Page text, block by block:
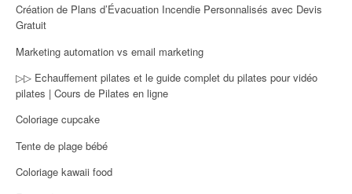
Création de Plans d’Évacuation Incendie Personnalisés avec Devis
Gratuit
Marketing automation vs email marketing
▷▷ Echauffement pilates et le guide complet du pilates pour vidéo
pilates | Cours de Pilates en ligne
Coloriage cupcake
Tente de plage bébé
Coloriage kawaii food